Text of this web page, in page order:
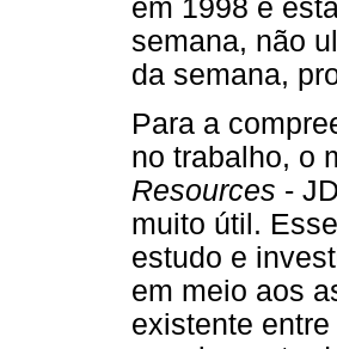
em 1998 e
semana, não
da semana,
Para a
no trabalho, o
Resources -
muito útil.
estudo e
em meio aos
existente